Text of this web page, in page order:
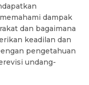
dampak
dan bagaimana
keadilan dan
pengetahuan
undang-